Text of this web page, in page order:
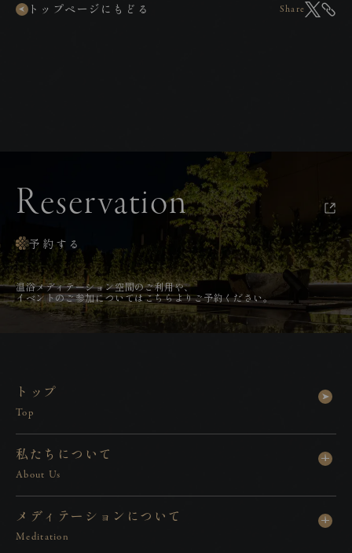
トップページにもどる Share
Reservation
予約する
温浴メディテーション空間のご利用や、
イベントのご参加についてはこちらよりご予約ください。
ト ッ プ
Top
私た ち につ い て
About Us
メ ディ テー シ ョ ン につ い て
Meditation